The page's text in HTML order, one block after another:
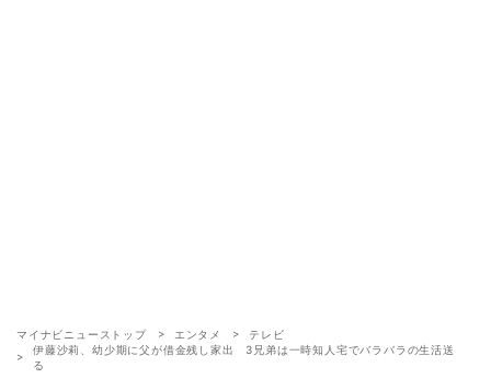
マイナビニューストップ エンタメ
テレビ
伊藤沙莉、幼少期に父が借金残し家出 3兄弟は一時知人宅でバラバラの生活送
る